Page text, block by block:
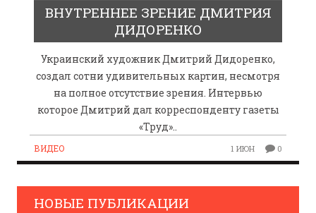
ВНУТРЕННЕЕ ЗРЕНИЕ ДМИТРИЯ
ДИДОРЕНКО
Украинский художник Дмитрий Дидоренко,
создал сотни удивительных картин, несмотря
на полное отсутствие зрения. Интервью
которое Дмитрий дал корреспонденту газеты
«Труд»..
ВИДЕО 1 ИЮН 0
НОВЫЕ ПУБЛИКАЦИИ